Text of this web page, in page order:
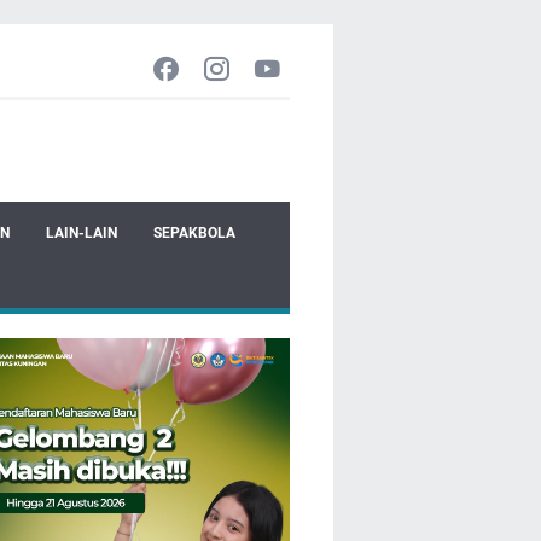
LAIN-LAIN SEPAKBOLA